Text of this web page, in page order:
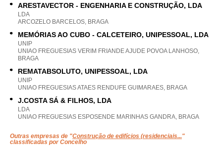
ARESTAVECTOR - ENGENHARIA E CONSTRUÇÃO, LDA
LDA
ARCOZELO BARCELOS, BRAGA
MEMÓRIAS AO CUBO - CALCETEIRO, UNIPESSOAL, LDA
UNIP
UNIAO FREGUESIAS VERIM FRIANDE AJUDE POVOA LANHOSO,
BRAGA
REMATABSOLUTO, UNIPESSOAL, LDA
UNIP
UNIAO FREGUESIAS ATAES RENDUFE GUIMARAES, BRAGA
J.COSTA SÁ & FILHOS, LDA
LDA
UNIAO FREGUESIAS ESPOSENDE MARINHAS GANDRA, BRAGA
Outras empresas de "Construção de edifícios (residenciais..."
classificadas por Concelho